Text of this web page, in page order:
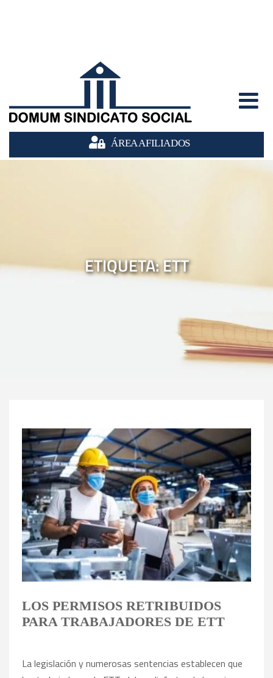
ÁREA AFILIADOS
ETIQUETA:ETT
LOS PERMISOS RETRIBUIDOS
PARA TRABAJADORES DE ETT
La legislación y numerosas sentencias establecen que